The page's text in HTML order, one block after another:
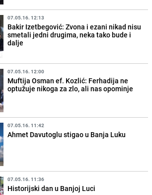
07.05.16. 12:13
Bakir Izetbegović: Zvona i ezani nikad nisu
smetali jedni drugima, neka tako bude i
dalje
07.05.16. 12:00
Muftija Osman ef. Kozlić: Ferhadija ne
optužuje nikoga za zlo, ali nas opominje
07.05.16. 11:42
Ahmet Davutoglu stigao u Banja Luku
07.05.16. 11:36
Historijski dan u Banjoj Luci